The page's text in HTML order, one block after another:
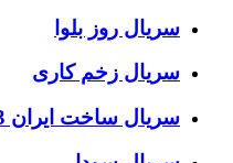
سریال روز بلوا
سریال زخم کاری
سریال ساخت ایران 3